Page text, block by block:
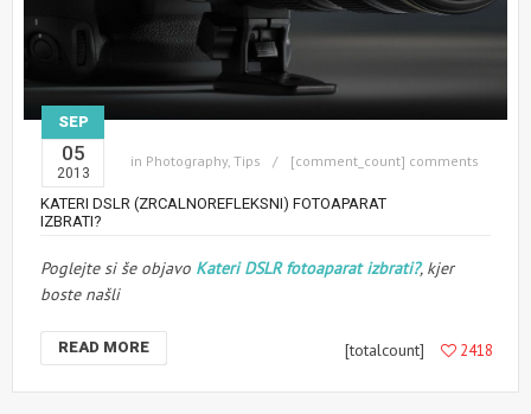
SEP
05
2013
in Photography, Tips [comment_count] comments
KATERI DSLR (ZRCALNOREFLEKSNI) FOTOAPARAT
IZBRATI?
Poglejte si še objavo Kateri DSLR fotoaparat izbrati?, kjer
boste našli
READ MORE [totalcount] 2418